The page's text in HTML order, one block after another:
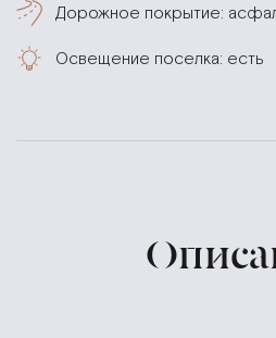
Дорожное покрытие:
Освещение поселка: есть